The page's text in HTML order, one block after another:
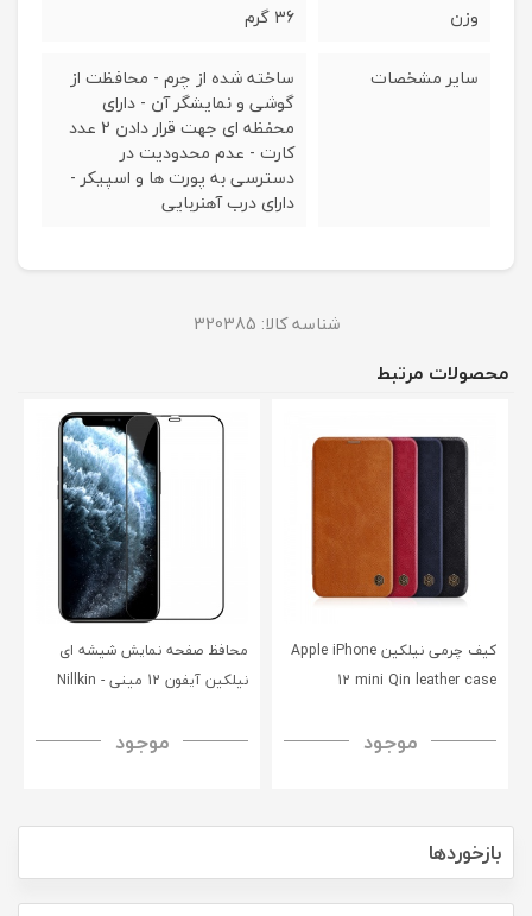
وزن 36 گرم
سایر مشخصات
ساخته شده از چرم - محافظت از
گوشی و نمایشگر آن - دارای
محفظه ای جهت قرار دادن 2 عدد
کارت - عدم محدودیت در
دسترسی به پورت ها و اسپیکر -
دارای درب آهنربایی
شناسه کالا: 320385
محصولات مرتبط
کیف چرمی نیلکین Apple iPhone
12 mini Qin leather case
موجود
محافظ صفحه نمایش شیشه‌ ای
نیلکین آیفون 12 مینی - Nillkin
tempered glassموجود
بازخوردها